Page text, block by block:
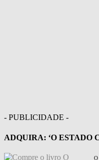
- PUBLICIDADE -
ADQUIRA: ‘O ESTADO
O